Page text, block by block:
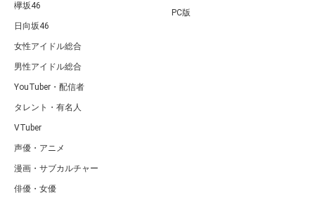
欅坂46
日向坂46
女性アイドル総合
男性アイドル総合
YouTuber・配信者
タレント・有名人
VTuber
声優・アニメ
漫画・サブカルチャー
俳優・女優
PC版